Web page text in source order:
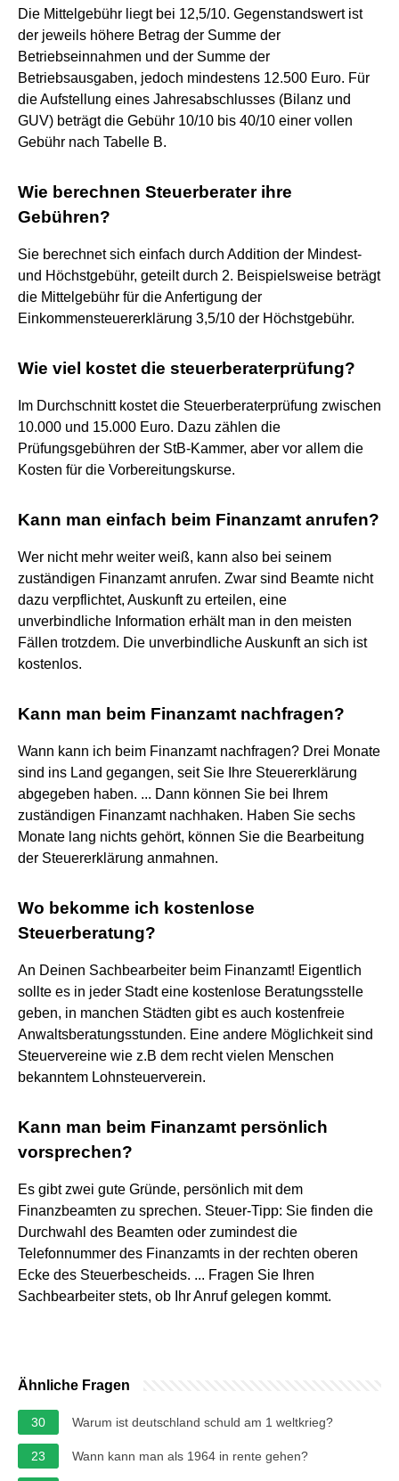
Die Mittelgebühr liegt bei 12,5/10. Gegenstandswert ist
der jeweils höhere Betrag der Summe der
Betriebseinnahmen und der Summe der
Betriebsausgaben, jedoch mindestens 12.500 Euro. Für
die Aufstellung eines Jahresabschlusses (Bilanz und
GUV) beträgt die Gebühr 10/10 bis 40/10 einer vollen
Gebühr nach Tabelle B.
Wie berechnen Steuerberater ihre
Gebühren?
Sie berechnet sich einfach durch Addition der Mindest-
und Höchstgebühr, geteilt durch 2. Beispielsweise beträgt
die Mittelgebühr für die Anfertigung der
Einkommensteuererklärung 3,5/10 der Höchstgebühr.
Wie viel kostet die steuerberaterprüfung?
Im Durchschnitt kostet die Steuerberaterprüfung zwischen
10.000 und 15.000 Euro. Dazu zählen die
Prüfungsgebühren der StB-Kammer, aber vor allem die
Kosten für die Vorbereitungskurse.
Kann man einfach beim Finanzamt anrufen?
Wer nicht mehr weiter weiß, kann also bei seinem
zuständigen Finanzamt anrufen. Zwar sind Beamte nicht
dazu verpflichtet, Auskunft zu erteilen, eine
unverbindliche Information erhält man in den meisten
Fällen trotzdem. Die unverbindliche Auskunft an sich ist
kostenlos.
Kann man beim Finanzamt nachfragen?
Wann kann ich beim Finanzamt nachfragen? Drei Monate
sind ins Land gegangen, seit Sie Ihre Steuererklärung
abgegeben haben. ... Dann können Sie bei Ihrem
zuständigen Finanzamt nachhaken. Haben Sie sechs
Monate lang nichts gehört, können Sie die Bearbeitung
der Steuererklärung anmahnen.
Wo bekomme ich kostenlose
Steuerberatung?
An Deinen Sachbearbeiter beim Finanzamt! Eigentlich
sollte es in jeder Stadt eine kostenlose Beratungsstelle
geben, in manchen Städten gibt es auch kostenfreie
Anwaltsberatungsstunden. Eine andere Möglichkeit sind
Steuervereine wie z.B dem recht vielen Menschen
bekanntem Lohnsteuerverein.
Kann man beim Finanzamt persönlich
vorsprechen?
Es gibt zwei gute Gründe, persönlich mit dem
Finanzbeamten zu sprechen. Steuer-Tipp: Sie finden die
Durchwahl des Beamten oder zumindest die
Telefonnummer des Finanzamts in der rechten oberen
Ecke des Steuerbescheids. ... Fragen Sie Ihren
Sachbearbeiter stets, ob Ihr Anruf gelegen kommt.
Ähnliche Fragen
30 Warum ist deutschland schuld am 1 weltkrieg?
23 Wann kann man als 1964 in rente gehen?